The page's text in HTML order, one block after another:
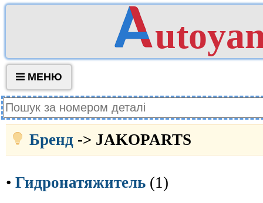
МЕНЮ
Бренд -> JAKOPARTS
• Гидронатяжитель (1)